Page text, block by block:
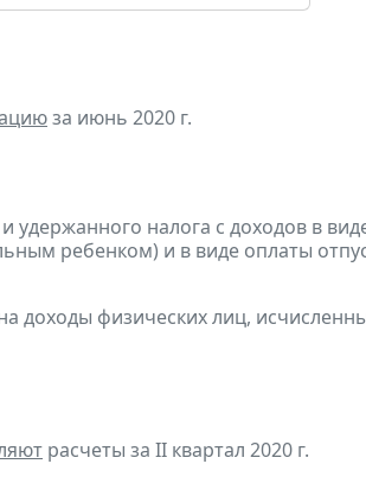
за июнь 2020 г.
удержанного налога с доходов в
ребенком) и в виде оплаты
доходы физических лиц,
расчеты за II квартал 2020 г.